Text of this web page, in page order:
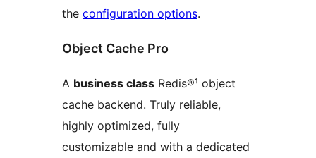
the configuration options.
Object Cache Pro
A business class Redis®¹ object
cache backend. Truly reliable,
highly optimized, fully
customizable and with a dedicated